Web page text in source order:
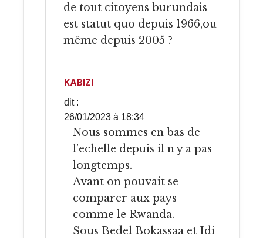
de tout citoyens burundais
est statut quo depuis 1966,ou
même depuis 2005 ?
KABIZI
dit :
26/01/2023 à 18:34
Nous sommes en bas de
l’echelle depuis il n y a pas
longtemps.
Avant on pouvait se
comparer aux pays
comme le Rwanda.
Sous Bedel Bokassaa et Idi